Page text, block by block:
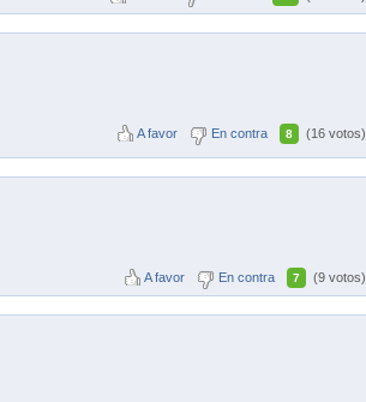
A favor En contra 8 (16 votos)
A favor En contra 7 (9 votos)